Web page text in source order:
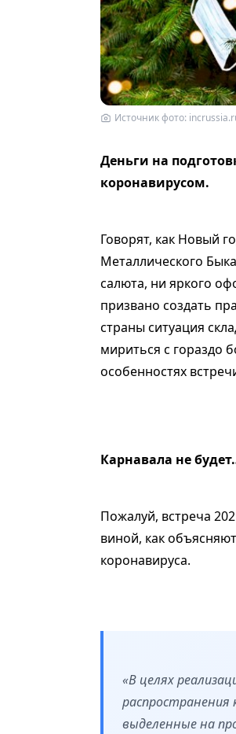
Источник фото:
Деньги на
коронавирусом.
Говорят, как Новый
Металлического
салюта, ни яркого
призвано создать
страны ситуация
мириться с гораздо
особенностях
Карнавала не
Пожалуй, встреча
виной, как
коронавируса.
«В целях
выделенные на